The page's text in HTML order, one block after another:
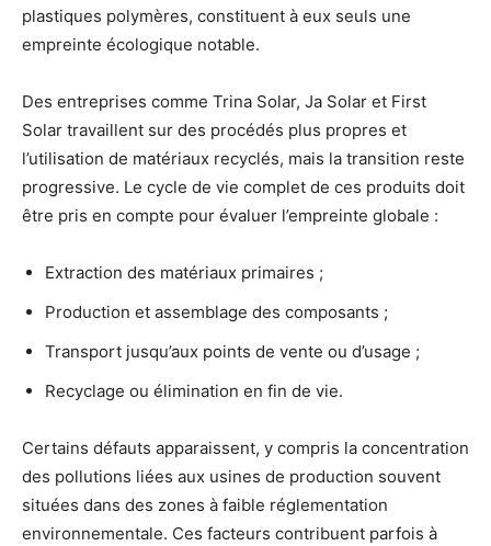
plastiques polymères, constituent à eux seuls une
empreinte écologique notable.
Des entreprises comme Trina Solar, Ja Solar et First
Solar travaillent sur des procédés plus propres et
l’utilisation de matériaux recyclés, mais la transition reste
progressive. Le cycle de vie complet de ces produits doit
être pris en compte pour évaluer l’empreinte globale :
Extraction des matériaux primaires ;
Production et assemblage des composants ;
Transport jusqu’aux points de vente ou d’usage ;
Recyclage ou élimination en fin de vie.
Certains défauts apparaissent, y compris la concentration
des pollutions liées aux usines de production souvent
situées dans des zones à faible réglementation
environnementale. Ces facteurs contribuent parfois à